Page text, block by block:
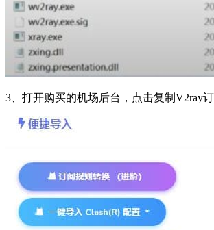
3、打开购买的机场后台，点击复制V2ray